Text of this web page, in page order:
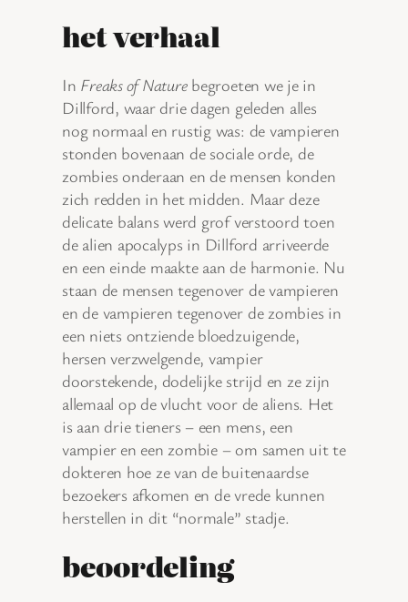
het verhaal
In Freaks of Naturebegroeten we je in
Dillford, waar drie dagen geleden alles
nog normaal en rustig was: de vampieren
stonden bovenaan de sociale orde, de
zombies onderaan en de mensen konden
zich redden in het midden. Maar deze
delicate balans werd grof verstoord toen
de alien apocalyps in Dillford arriveerde
en een einde maakte aan de harmonie. Nu
staan de mensen tegenover de vampieren
en de vampieren tegenover de zombies in
een niets ontziende bloedzuigende,
hersen verzwelgende, vampier
doorstekende, dodelijke strijd en ze zijn
allemaal op de vlucht voor de aliens. Het
is aan drie tieners – een mens, een
vampier en een zombie – om samen uit te
dokteren hoe ze van de buitenaardse
bezoekers afkomen en de vrede kunnen
herstellen in dit “normale” stadje.
beoordeling